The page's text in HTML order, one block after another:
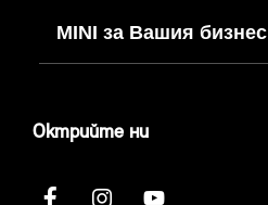
MINI за Вашия бизнес
Октрийте ни